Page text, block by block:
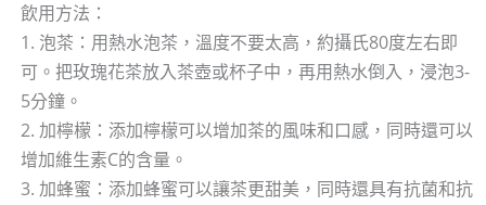
飲用方法：
1. 泡茶：用熱水泡茶，溫度不要太高，約攝氏80度左右即
可。把玫瑰花茶放入茶壺或杯子中，再用熱水倒入，浸泡3-
5分鐘。
2. 加檸檬：添加檸檬可以增加茶的風味和口感，同時還可以
增加維生素C的含量。
3. 加蜂蜜：添加蜂蜜可以讓茶更甜美，同時還具有抗菌和抗